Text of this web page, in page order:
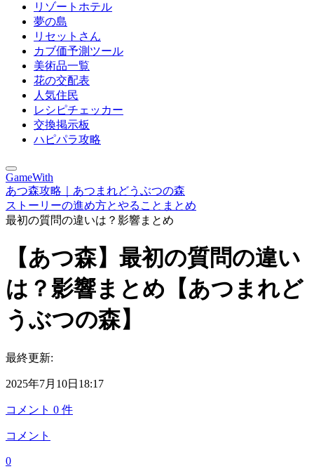
リゾートホテル
夢の島
リセットさん
カブ価予測ツール
美術品一覧
花の交配表
人気住民
レシピチェッカー
交換掲示板
ハピパラ攻略
GameWith
あつ森攻略｜あつまれどうぶつの森
ストーリーの進め方とやることまとめ
最初の質問の違いは？影響まとめ
【あつ森】最初の質問の違い
は？影響まとめ【あつまれど
うぶつの森】
最終更新:
2025年7月10日18:17
コメント 0 件
コメント
0